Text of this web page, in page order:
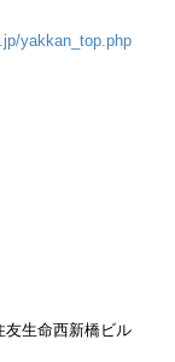
yakkan_top.php
生命西新橋ビル